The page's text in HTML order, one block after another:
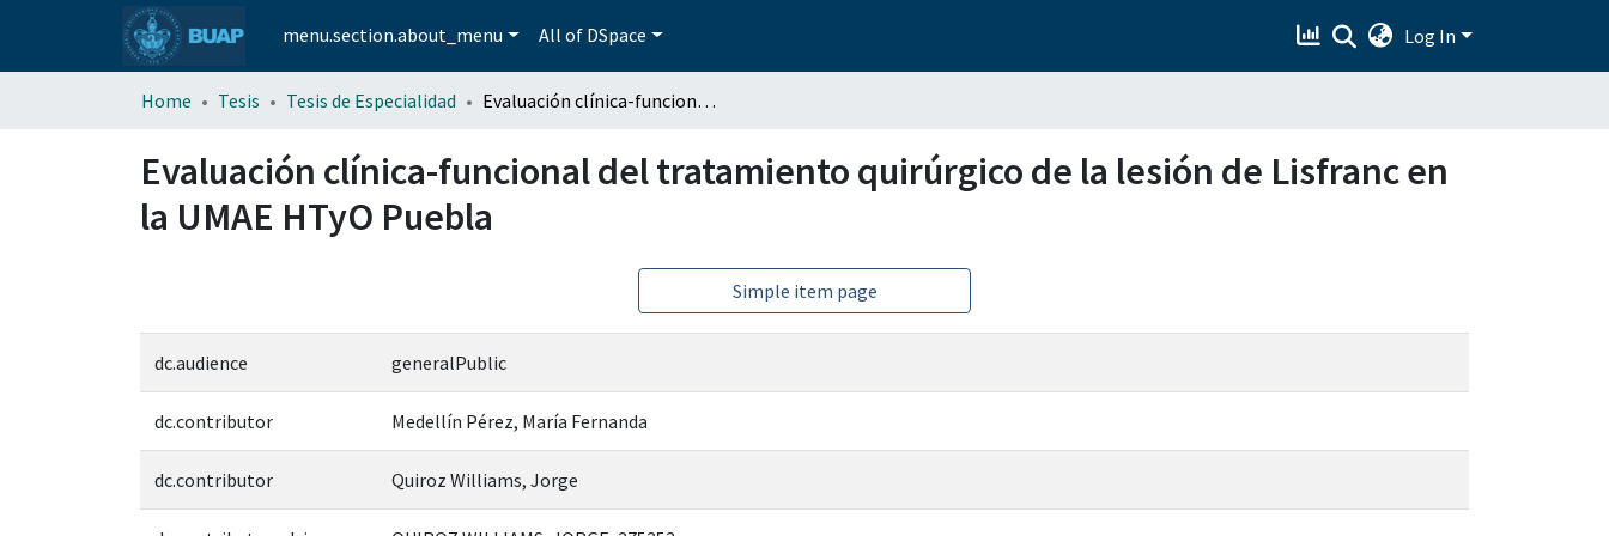
menu.section.about_menu All of DSpace Log In
Home Tesis Tesis de Especialidad Evaluación clínica-funcional del tratamiento quirúrgico de la lesión de Lisfranc en la UMAE HTyO Puebla
Evaluación clínica-funcional del tratamiento quirúrgico de la lesión de Lisfranc en
la UMAE HTyO Puebla
Simple item page
dc.audience generalPublic
dc.contributor Medellín Pérez, María Fernanda
dc.contributor Quiroz Williams, Jorge